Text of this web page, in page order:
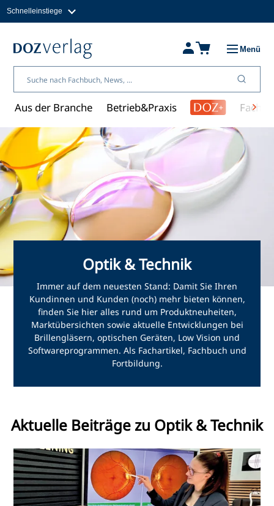
Inhalt
Schnelleinstiege
Fachbücher & Shop
Über uns
Menü
Aus der Branche Betrieb&Praxis
Optik & Technik
Immer auf dem neuesten Stand: Damit Sie Ihren
Kundinnen und Kunden (noch) mehr bieten können,
finden Sie hier alles rund um Produktneuheiten,
Marktübersichten sowie aktuelle Entwicklungen bei
Brillengläsern, optischen Geräten, Low Vision und
Softwareprogrammen. Als Fachartikel, Fachbuch und
Fortbildung.
Aktuelle Beiträge zu Optik & Technik